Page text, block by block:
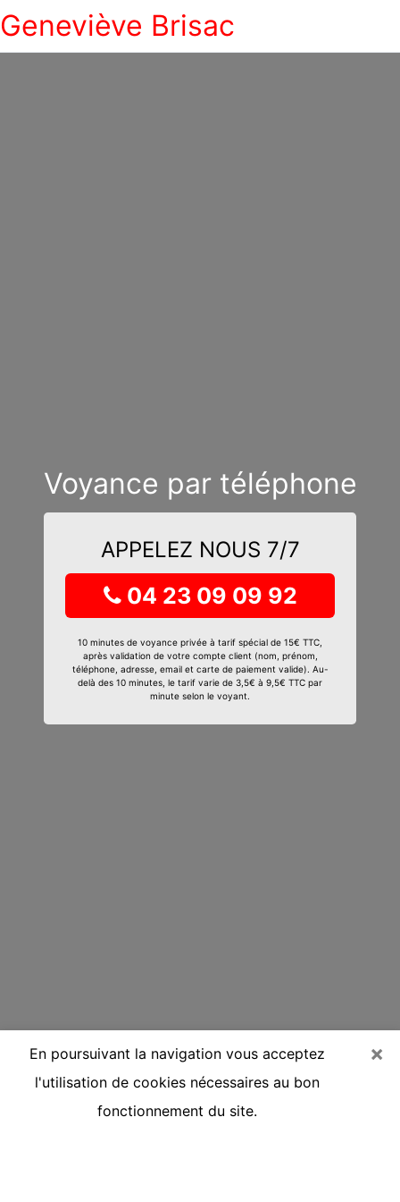
Geneviève Brisac
Voyance par téléphone
APPELEZ NOUS 7/7
04 23 09 09 92
10 minutes de voyance privée à tarif spécial de 15€ TTC,
après validation de votre compte client (nom, prénom,
téléphone, adresse, email et carte de paiement valide). Au-
delà des 10 minutes, le tarif varie de 3,5€ à 9,5€ TTC par
minute selon le voyant.
×
En poursuivant la navigation vous acceptez
l'utilisation de cookies nécessaires au bon
fonctionnement du site.